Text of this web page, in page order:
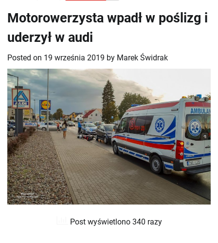
Motorowerzysta wpadł w poślizg i
uderzył w audi
Posted on 19 września 2019 by Marek Świdrak
Post wyświetlono 340 razy